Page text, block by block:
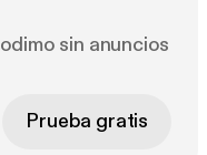
sin anuncios
Prueba gratis